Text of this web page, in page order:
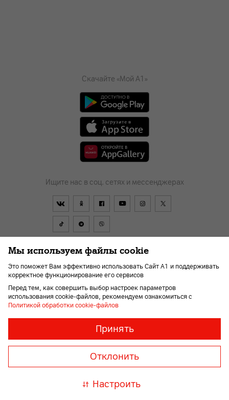
Скачайте «Мой А1»
Ищите нас в соц. сетях и мессенджерах
Договор
Политика обработки персональных данных
Перейти в А1
Политика видеонаблюдения
Для слабовидящих
© 2026 Унитарное предприятие «А1». Все права защищены.
Member of A1 Group
A1 Austria A1 Croatia
А1
Macedonia
A1 Slovenia
Мы используем файлы cookie
Это поможет Вам эффективно использовать Сайт А1 и поддерживать
корректное функционирование его сервисов
Перед тем, как совершить выбор настроек параметров
использования cookie-файлов, рекомендуем ознакомиться с
Политикой обработки cookie-файлов
«cookie»
Настроить
Отклонить
Принять